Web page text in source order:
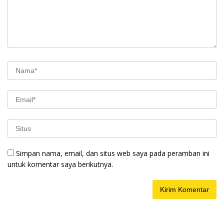
Simpan nama, email, dan situs web saya pada peramban ini
untuk komentar saya berikutnya.